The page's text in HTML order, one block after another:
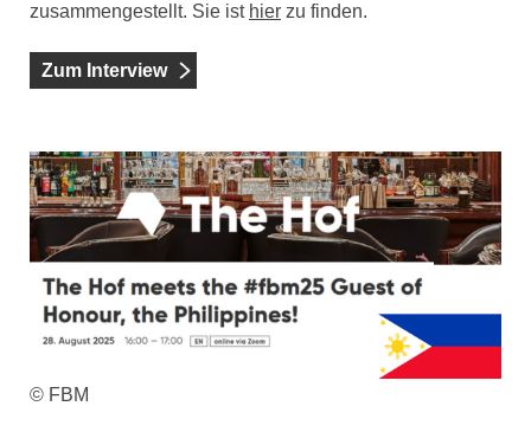
zusammengestellt. Sie ist hier zu finden.
Zum Interview
© FBM